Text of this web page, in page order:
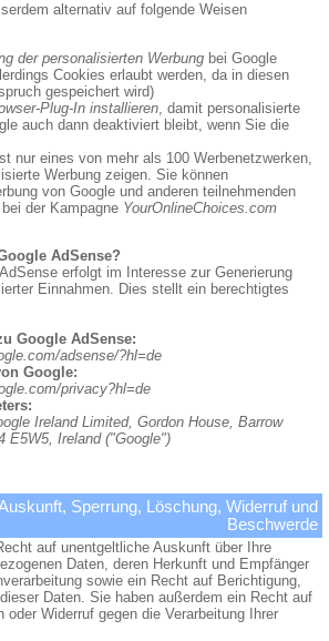
alternativ auf folgende Weisen
der personalisierten Werbung bei Google
Cookies erlaubt werden, da in diesen
gespeichert wird)
Plug-In installieren , damit personalisierte
auch dann deaktiviert bleibt, wenn Sie die
nur eines von mehr als 100 Werbenetzwerken,
Werbung zeigen. Sie können
von Google und anderen teilnehmenden
der Kampagne YourOnlineChoices.com
AdSense?
erfolgt im Interesse zur Generierung
Einnahmen. Dies stellt ein berechtigtes
Google AdSense:
adsense/?hl=de
Google:
privacy?hl=de
Ireland Limited, Gordon House, Barrow
E5W5, Ireland ("Google")
Sperrung, Löschung, Widerruf und
Beschwerde
auf unentgeltliche Auskunft über Ihre
Daten, deren Herkunft und Empfänger
sowie ein Recht auf Berichtigung,
Daten. Sie haben außerdem ein Recht auf
oder Widerruf gegen die Verarbeitung Ihrer